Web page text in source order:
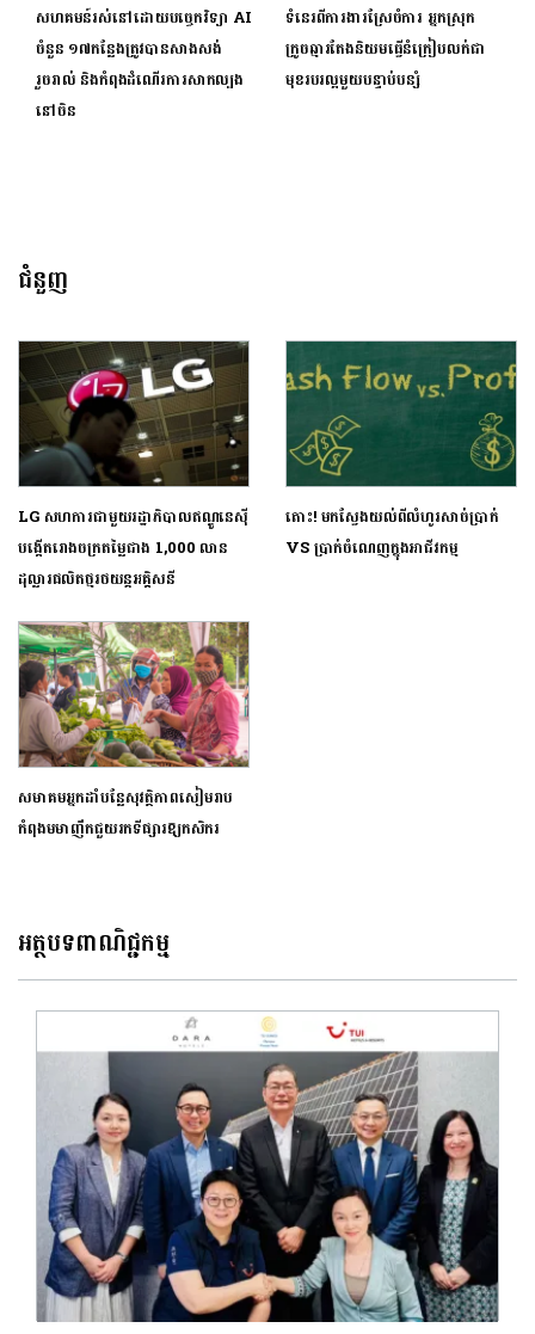
សហគមន៍រស់នៅដោយបច្ចេកវិទ្យា AI
ចំនួន ១៧កន្លែងត្រូវបានសាងសង់
រួចរាល់ និងកំពុងដំណើរការសាកល្បង
នៅចិន
ទំនេរពីការងារស្រែចំការ អ្នកស្រុក
ក្រូចឆ្មារតែងនិយមធ្វើនំក្រៀបលក់ជា
មុខរបរល្អមួយបន្ទាប់បន្សំ
ជំនួញ
LG សហការជាមួយរដ្ឋាភិបាលឥណ្ឌូនេស៊ី
បង្កើតរោងចក្រតម្លៃជាង 1,000 លាន
ដុល្លារផលិតថ្មរថយន្តអគ្គិសនី
តោះ! មកស្វែងយល់ពីលំហូរសាច់ប្រាក់
VS ប្រាក់ចំណេញក្នុងអាជីវកម្ម
សមាគមអ្នកដាំបន្លែសុវត្ថិភាពសៀមរាប
កំពុងមមាញឹកជួយរកទីផ្សារឱ្យកសិករ
អត្ថបទពាណិជ្ជកម្ម